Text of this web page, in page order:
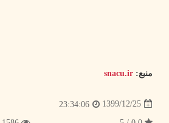
منبع: snacu.ir
1399/12/25
23:34:06